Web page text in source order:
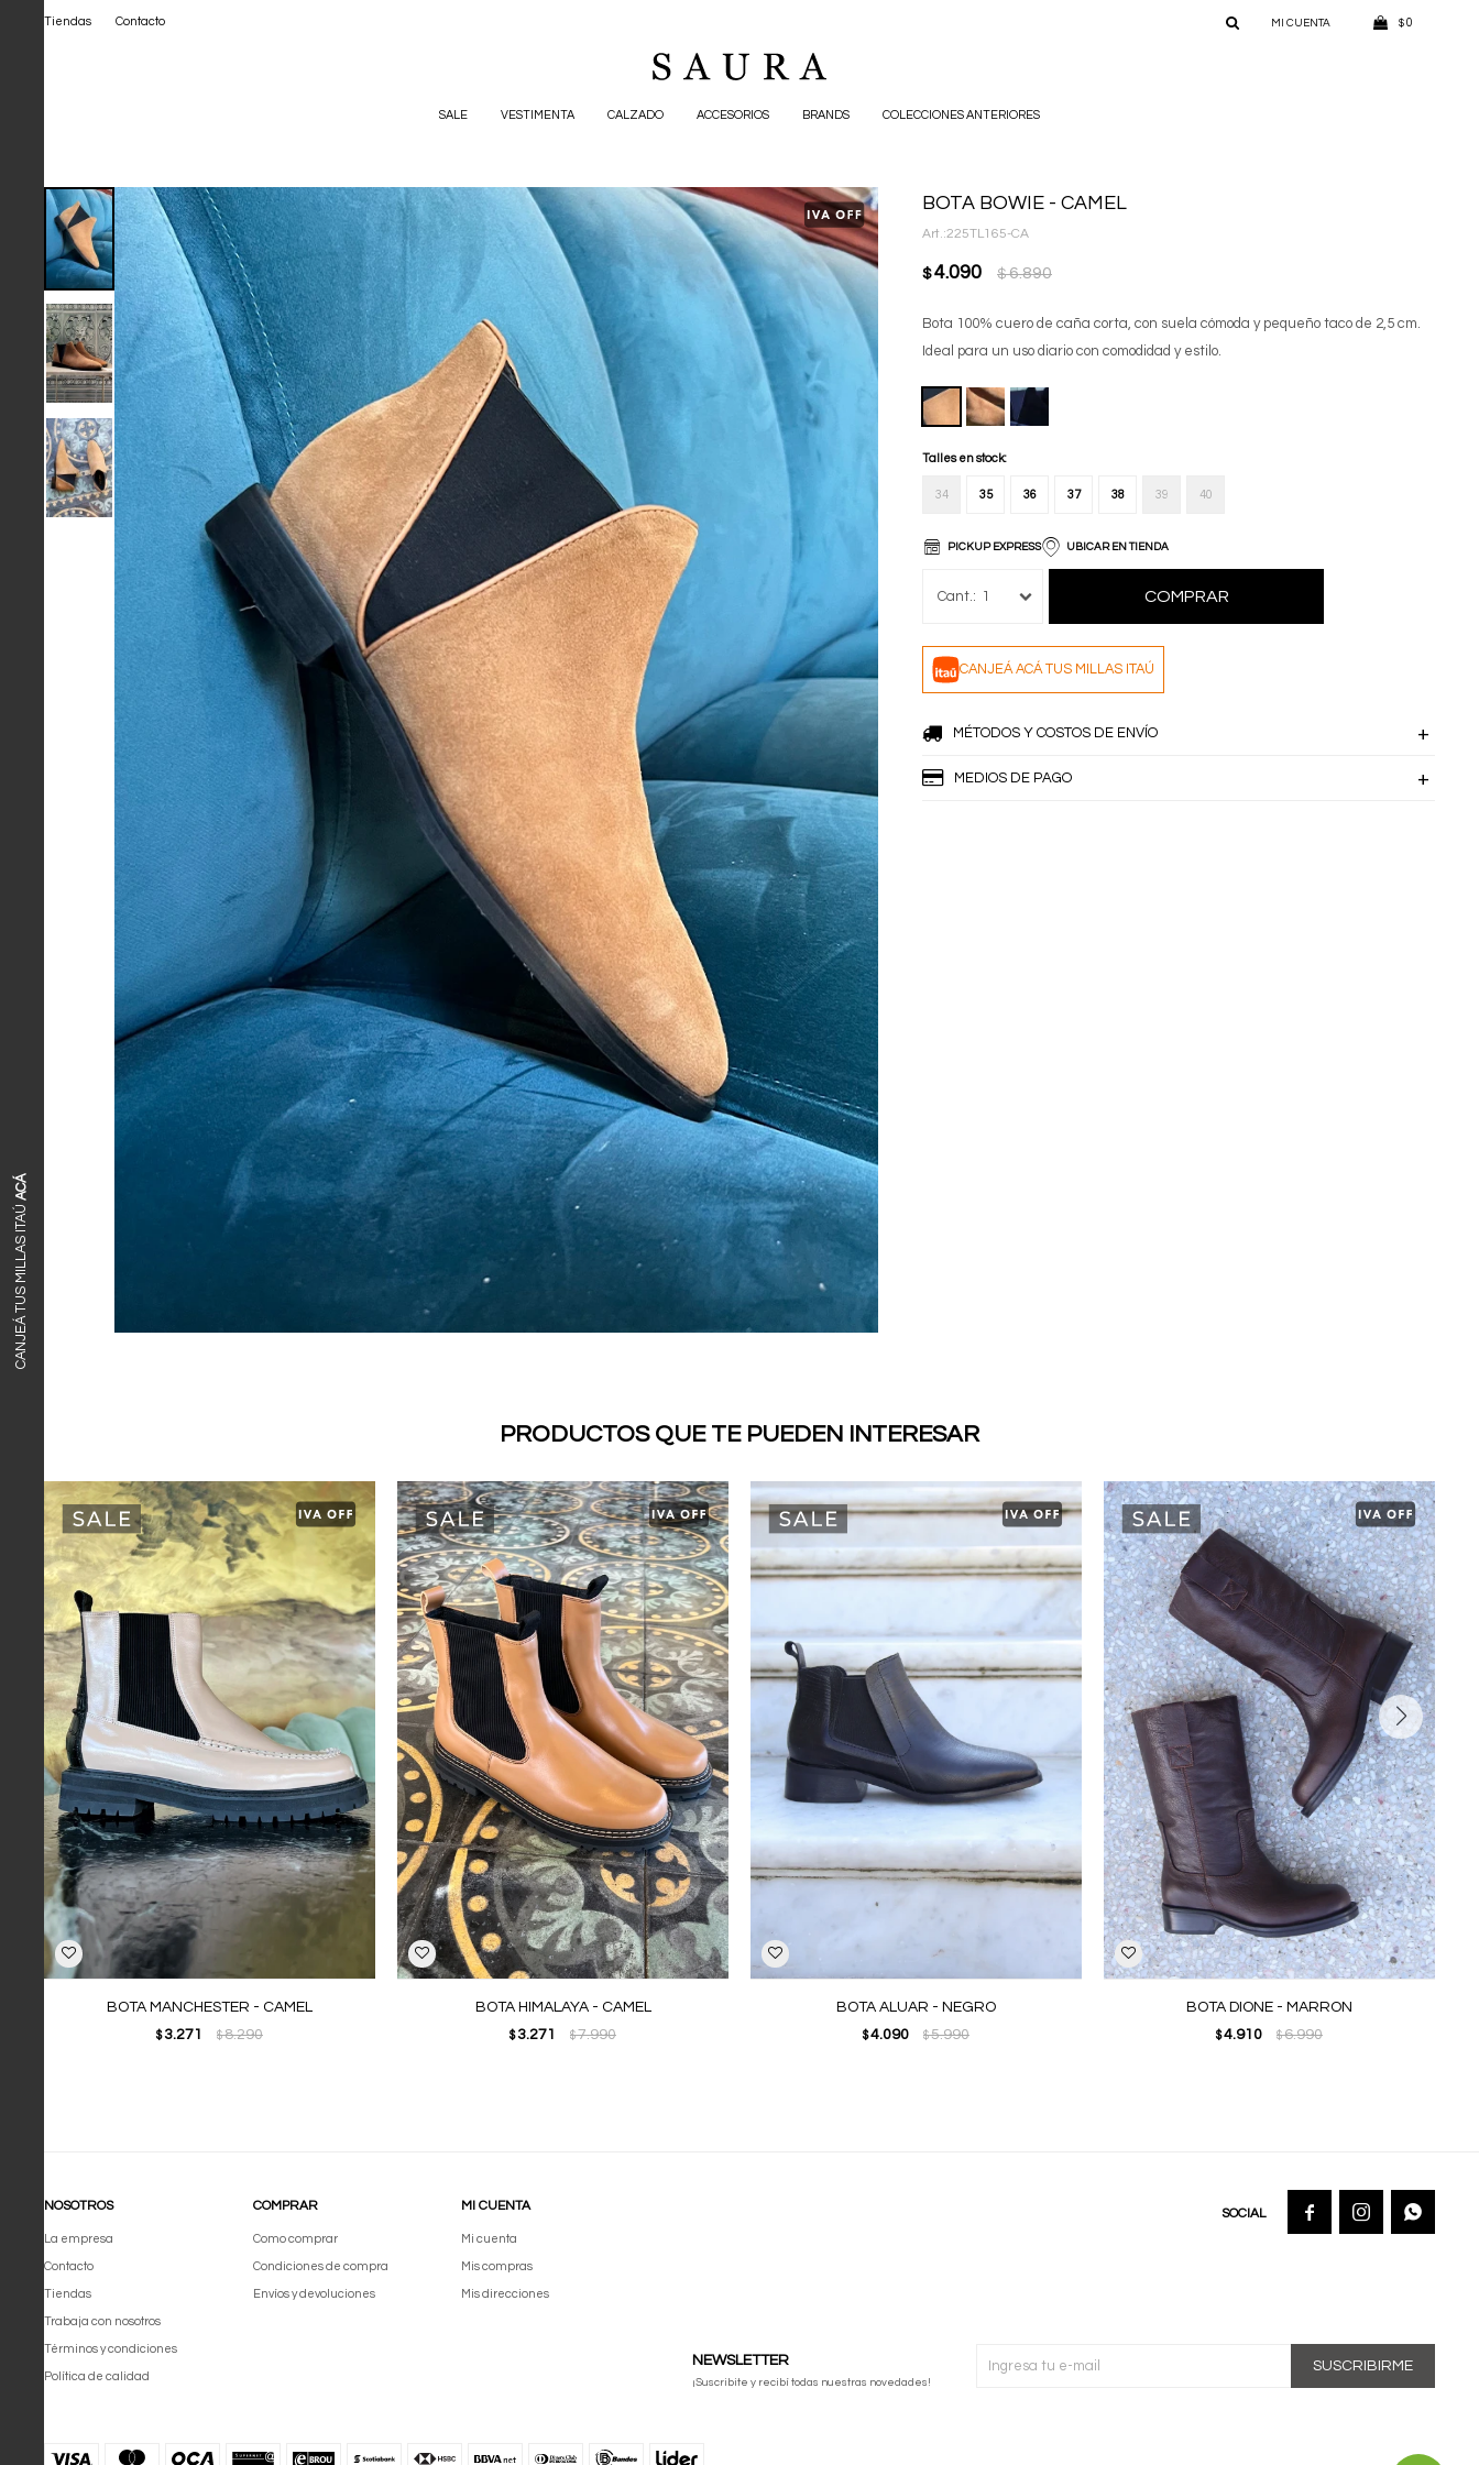
SALE VESTIMENTA CALZADO ACCESORIOS BRANDS COLECCIONES ANTERIORES
$ 0
Tiendas Contacto
CANJEÁ TUS MILLAS ITAÚ
ACÁ
BOTA BOWIE - CAMEL
225TL165-CA
$ 4.090 $ 6.890
Bota 100% cuero de caña corta, con suela cómoda y pequeño taco de 2,5 cm.
Ideal para un uso diario con comodidad y estilo.
Talles en stock:
34 35 36 37 38 39 40
PICKUP EXPRESS UBICAR EN TIENDA
1 COMPRAR
CANJEÁ ACÁ TUS MILLAS ITAÚ
MÉTODOS Y COSTOS DE ENVÍO
MEDIOS DE PAGO
PRODUCTOS QUE TE PUEDEN INTERESAR
BOTA MANCHESTER - CAMEL
$3.271 $8.290
BOTA HIMALAYA - CAMEL
$3.271 $7.990
BOTA ALUAR - NEGRO
$4.090 $5.990
BOTA DIONE - MARRON
$4.910 $6.990
NOSOTROS
La empresa
Contacto
Tiendas
Trabaja con nosotros
Términos y condiciones
Política de calidad
COMPRAR
Como comprar
Condiciones de compra
Envíos y devoluciones
MI CUENTA
Mi cuenta
Mis compras
Mis direcciones
NEWSLETTER
¡Suscribite y recibí todas nuestras novedades!
SUSCRIBIRME
  